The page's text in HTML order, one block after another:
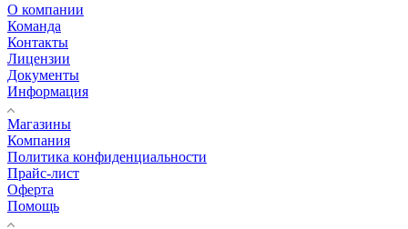
О компании
Команда
Контакты
Лицензии
Документы
Информация
Магазины
Компания
Политика конфиденциальности
Прайс-лист
Оферта
Помощь